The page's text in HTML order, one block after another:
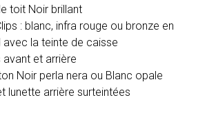
toit Noir brillant
: blanc, infra rouge ou bronze en
la teinte de caisse
avant et arrière
Noir perla nera ou Blanc opale
lunette arrière surteintées